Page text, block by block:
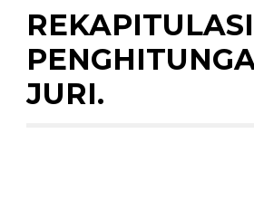
REKAPITULASI
JURI.